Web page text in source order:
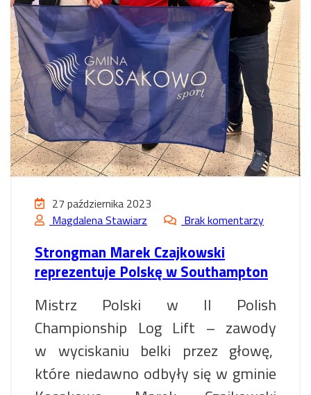
27 października 2023
Magdalena Stawiarz
Brak komentarzy
Strongman Marek Czajkowski
reprezentuje Polskę w Southampton
Mistrz Polski w II Polish
Championship Log Lift – zawody
w wyciskaniu belki przez głowę,
które niedawno odbyły się w gminie